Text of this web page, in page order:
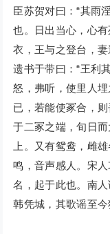
臣苏贺对曰：“其雨
也。日出当心，心
衣，王与之登台，
遗书于带曰：“王利
怒，弗听，使里人
已，若能使冢合，
于二冢之端，旬日
上。又有鸳鸯，雌
鸣，音声感人。宋人
名，起于此也。南
韩凭城，其歌谣至今